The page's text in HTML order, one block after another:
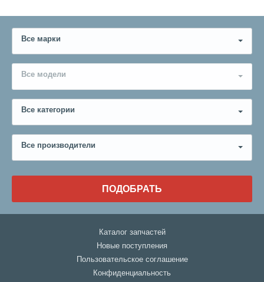
Все марки
Все модели
Все категории
Все производители
ПОДОБРАТЬ
Каталог запчастей
Новые поступления
Пользовательское соглашение
Конфиденциальность